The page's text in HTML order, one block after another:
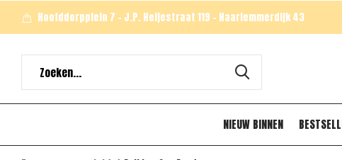
NIEUW BINNEN
Hoofddorpplein 7 - J.P. Heijestraat 119 - Haarlemmerdijk 43